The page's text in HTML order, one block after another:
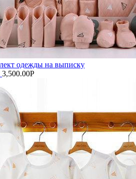
одежды на выписку
3,500.00Р